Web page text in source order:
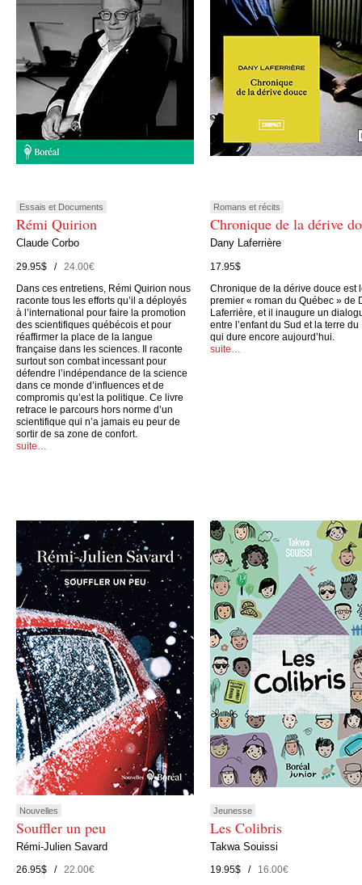
Essais et Documents
Rémi Quirion
Claude Corbo
29.95$ /24.00€
Dans ces entretiens, Rémi Quirion nous
raconte tous les efforts qu’il a déployés
à l’international pour faire la promotion
des scientifiques québécois et pour
réaffirmer la place de la langue
française dans les sciences. Il raconte
surtout son combat incessant pour
défendre l’indépendance de la science
dans ce monde d’influences et de
compromis qu’est la politique. Ce livre
retrace le parcours hors norme d’un
scientifique qui n’a jamais eu peur de
sortir de sa zone de confort.
suite…
Romans et récits
Chronique de la dérive
Dany Laferrière
17.95$
Chronique de la dérive douce est
premier « roman du Québec » de
Laferrière, et il inaugure un
entre l’enfant du Sud et la terre du
qui dure encore aujourd’hui.
suite…
Nouvelles
Souffler un peu
Rémi-Julien Savard
26.95$ /22.00€
Jeunesse
Les Colibris
Takwa Souissi
19.95$ /16.00€